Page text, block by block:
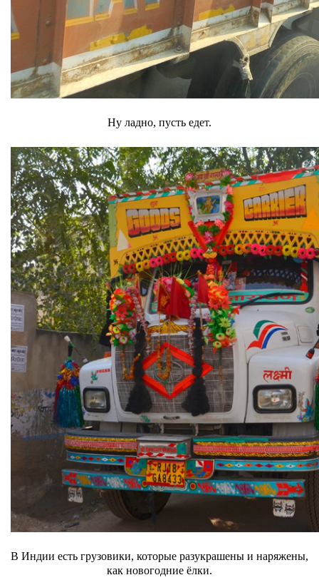
Ну ладно, пусть едет.
В Индии есть грузовики, которые разукрашены и наряжены,
как новогодние ёлки.